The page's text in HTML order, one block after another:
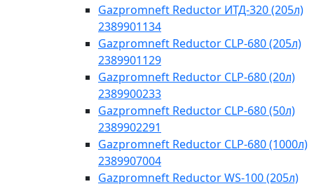
Gazpromneft Reductor ИТД-320 (205л)
2389901134
Gazpromneft Reductor CLP-680 (205л)
2389901129
Gazpromneft Reductor CLP-680 (20л)
2389900233
Gazpromneft Reductor CLP-680 (50л)
2389902291
Gazpromneft Reductor CLP-680 (1000л)
2389907004
Gazpromneft Reductor WS-100 (205л)